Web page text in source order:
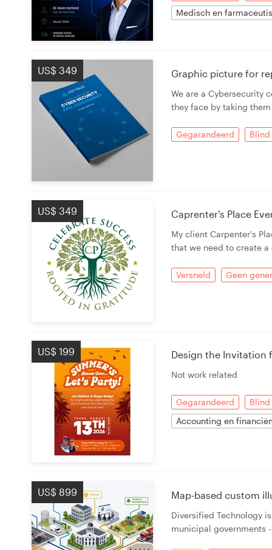
Medisch en
US$ 349 Graphic picture for
We are a Cybersecurity
they face by taking
Gegarandeerd Blind
US$ 349 Caprenter's Place
My client Carpenter's
that we need to create
Versneld Geen
US$ 199 Design the Invitation
Not work related
Gegarandeerd Blind
Accounting en
US$ 899 Map-based custom
Diversified Technology
municipal governments
Merkgids
Blader door alle categorieën
Klantenservice
+49 30 568 377 84
Helpcentrum
Bronnen
Word een designer